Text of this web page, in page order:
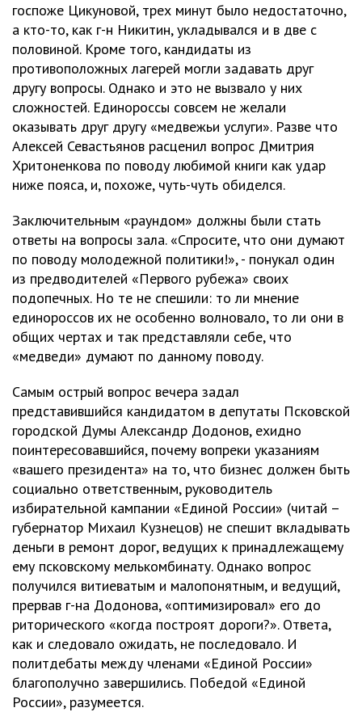
госпоже Цикуновой, трех минут было недостаточно,
а кто-то, как г-н Никитин, укладывался и в две с
половиной. Кроме того, кандидаты из
противоположных лагерей могли задавать друг
другу вопросы. Однако и это не вызвало у них
сложностей. Единороссы совсем не желали
оказывать друг другу «медвежьи услуги». Разве что
Алексей Севастьянов расценил вопрос Дмитрия
Хритоненкова по поводу любимой книги как удар
ниже пояса, и, похоже, чуть-чуть обиделся.
Заключительным «раундом» должны были стать
ответы на вопросы зала. «Спросите, что они думают
по поводу молодежной политики!», - понукал один
из предводителей «Первого рубежа» своих
подопечных. Но те не спешили: то ли мнение
единороссов их не особенно волновало, то ли они в
общих чертах и так представляли себе, что
«медведи» думают по данному поводу.
Самым острый вопрос вечера задал
представившийся кандидатом в депутаты Псковской
городской Думы Александр Додонов, ехидно
поинтересовавшийся, почему вопреки указаниям
«вашего президента» на то, что бизнес должен быть
социально ответственным, руководитель
избирательной кампании «Единой России» (читай –
губернатор Михаил Кузнецов) не спешит вкладывать
деньги в ремонт дорог, ведущих к принадлежащему
ему псковскому мелькомбинату. Однако вопрос
получился витиеватым и малопонятным, и ведущий,
прервав г-на Додонова, «оптимизировал» его до
риторического «когда построят дороги?». Ответа,
как и следовало ожидать, не последовало. И
политдебаты между членами «Единой России»
благополучно завершились. Победой «Единой
России», разумеется.